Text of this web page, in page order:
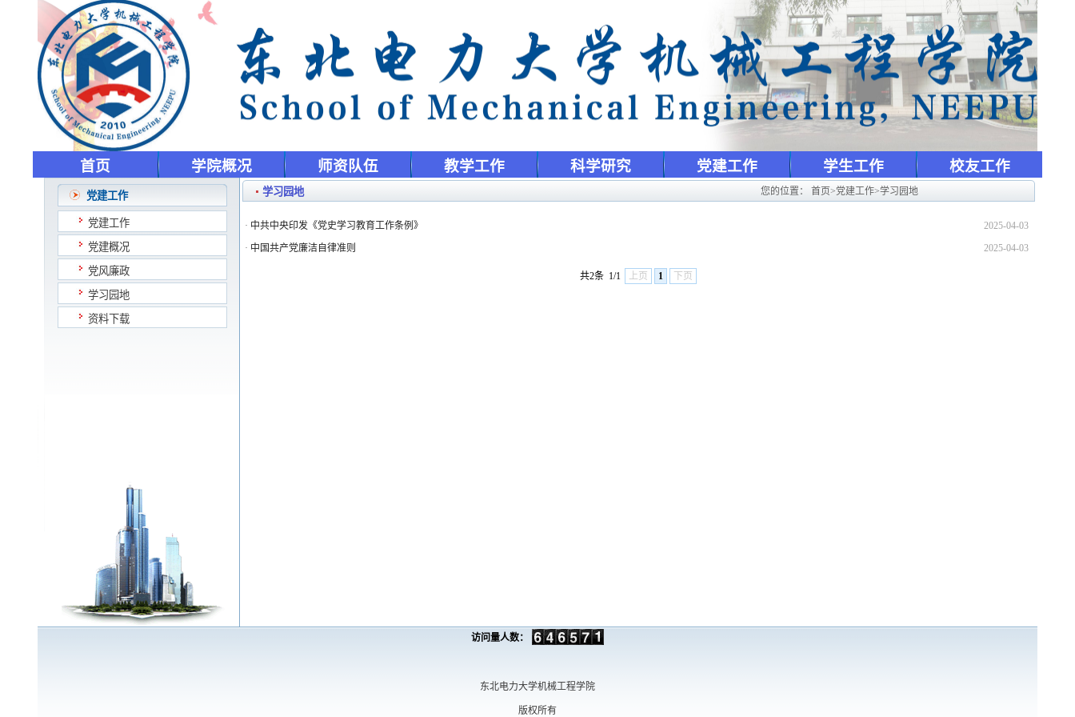
首页 学院概况 师资队伍 教学工作 科学研究 党建工作 学生工作 校友工作
党建工作
党建工作
党建概况
党风廉政
学习园地
资料下载
学习园地 您的位置： 首页>党建工作>学习园地
· 中共中央印发《党史学习教育工作条例》
2025-04-03
· 中国共产党廉洁自律准则 2025-04-03
共2条 1/1 上页 1 下页
访问量人数：
东北电力大学机械工程学院
版权所有